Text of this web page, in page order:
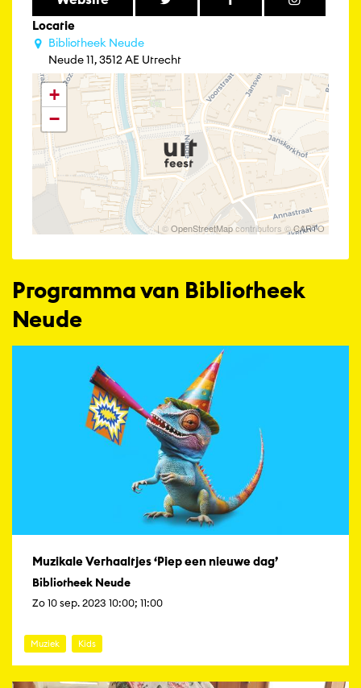
Locatie
Bibliotheek Neude
Neude 11, 3512 AE Utrecht
+
−
| ©OpenStreetMapcontributors ©CARTO
Programma van Bibliotheek
Neude
Muzikale Verhaaltjes ‘Piep een nieuwe dag’
Bibliotheek Neude
Zo 10 sep. 2023 10:00; 11:00
Muziek Kids